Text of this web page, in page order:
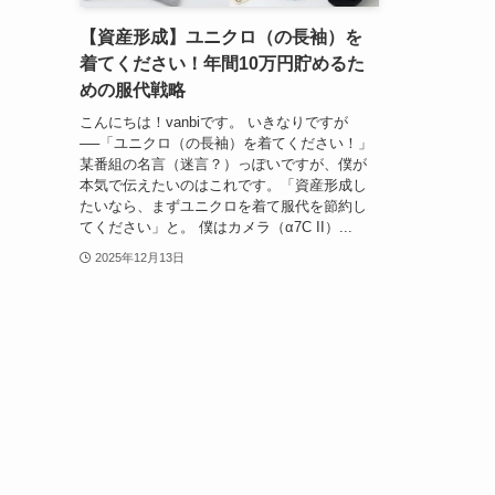
【資産形成】ユニクロ（の長袖）を
着てください！年間10万円貯めるた
めの服代戦略
こんにちは！vanbiです。 いきなりですが
──「ユニクロ（の長袖）を着てください！」
某番組の名言（迷言？）っぽいですが、僕が
本気で伝えたいのはこれです。「資産形成し
たいなら、まずユニクロを着て服代を節約し
てください」と。 僕はカメラ（α7C II）...
2025年12月13日